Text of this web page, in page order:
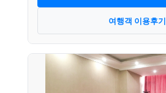
여행객 이용후기